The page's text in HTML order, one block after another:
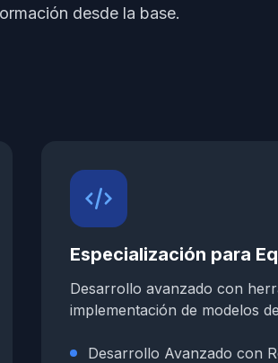
desde la base.
Especialización para
Desarrollo avanzado con
implementación de modelos
Desarrollo Avanzado con